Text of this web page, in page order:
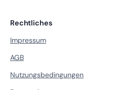
Rechtliches
Impressum
AGB
Nutzungsbedingungen